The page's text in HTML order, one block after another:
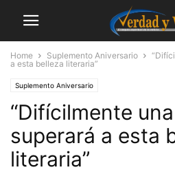
Home Suplemento Aniversario
a esta belleza literaria”
Suplemento Aniversario
“Difícilmente
superará a esta
literaria”